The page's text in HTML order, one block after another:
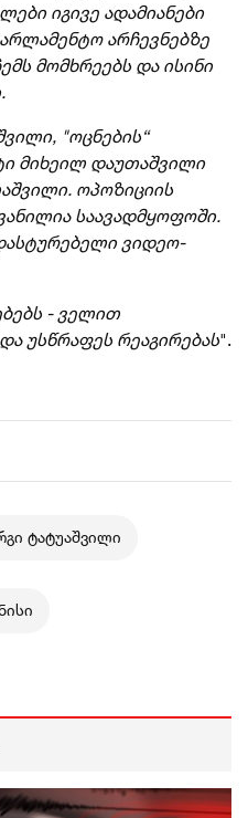
იგივე ადამიანები
არჩევნებზე
მომხრეებს და ისინი
, "ოცნების“
მიხეილ დაუთაშვილი
ოპოზიციის
საავადმყოფოში.
ვიდეო-
- ველით
უსწრაფეს რეაგირებას".
ტატუაშვილი